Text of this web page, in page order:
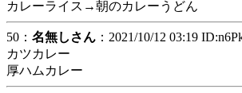
カレーライス→朝のカレーうどん
50： 名無しさん ：2021/10/12 03:19
カツカレー
厚ハムカレー